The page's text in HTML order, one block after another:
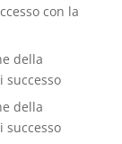
con la
della
successo
della
successo